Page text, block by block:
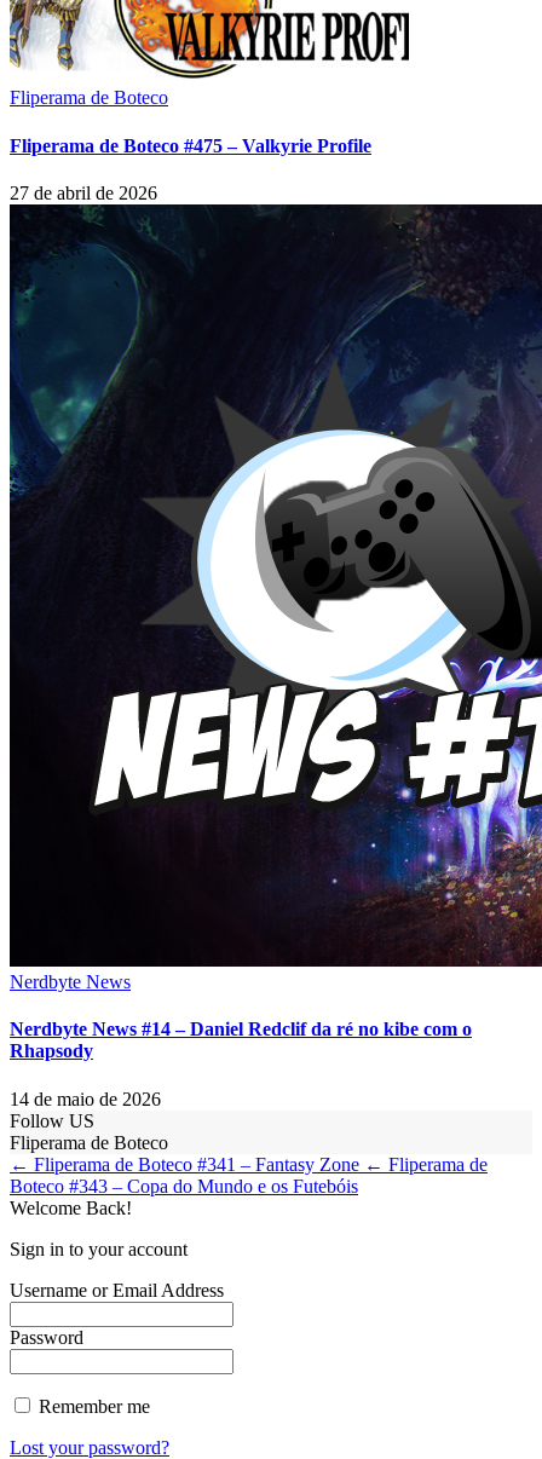
Fliperama de Boteco
Fliperama de Boteco #475 – Valkyrie Profile
27 de abril de 2026
Nerdbyte News
Nerdbyte News #14 – Daniel Redclif da ré no kibe com o
Rhapsody
14 de maio de 2026
Follow US
Fliperama de Boteco
← Fliperama de Boteco #341 – Fantasy Zone ← Fliperama de
Boteco #343 – Copa do Mundo e os Futebóis
Welcome Back!
Sign in to your account
Username or Email Address
Password
Remember me
Lost your password?